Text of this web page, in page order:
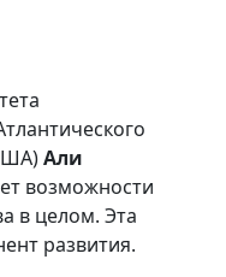
Али
возможности
в целом. Эта
развития.